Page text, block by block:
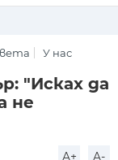
У нас
"Исках да
не
A+ A-